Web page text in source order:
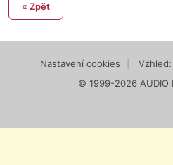
« Zpět
Nastavení cookies Vzhled:
© 1999-2026 AUDIO